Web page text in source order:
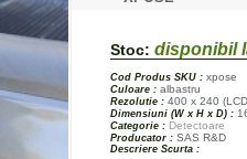
Stoc: disponibil
Cod Produs SKU : xpose
Culoare : albastru
Rezolutie : 400 x 240
Dimensiuni (W x H x D) :
Categorie : Detectoare
Producator : SAS R&D
Descriere Scurta :